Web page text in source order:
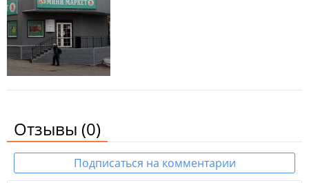
Отзывы (0)
Подписаться на комментарии